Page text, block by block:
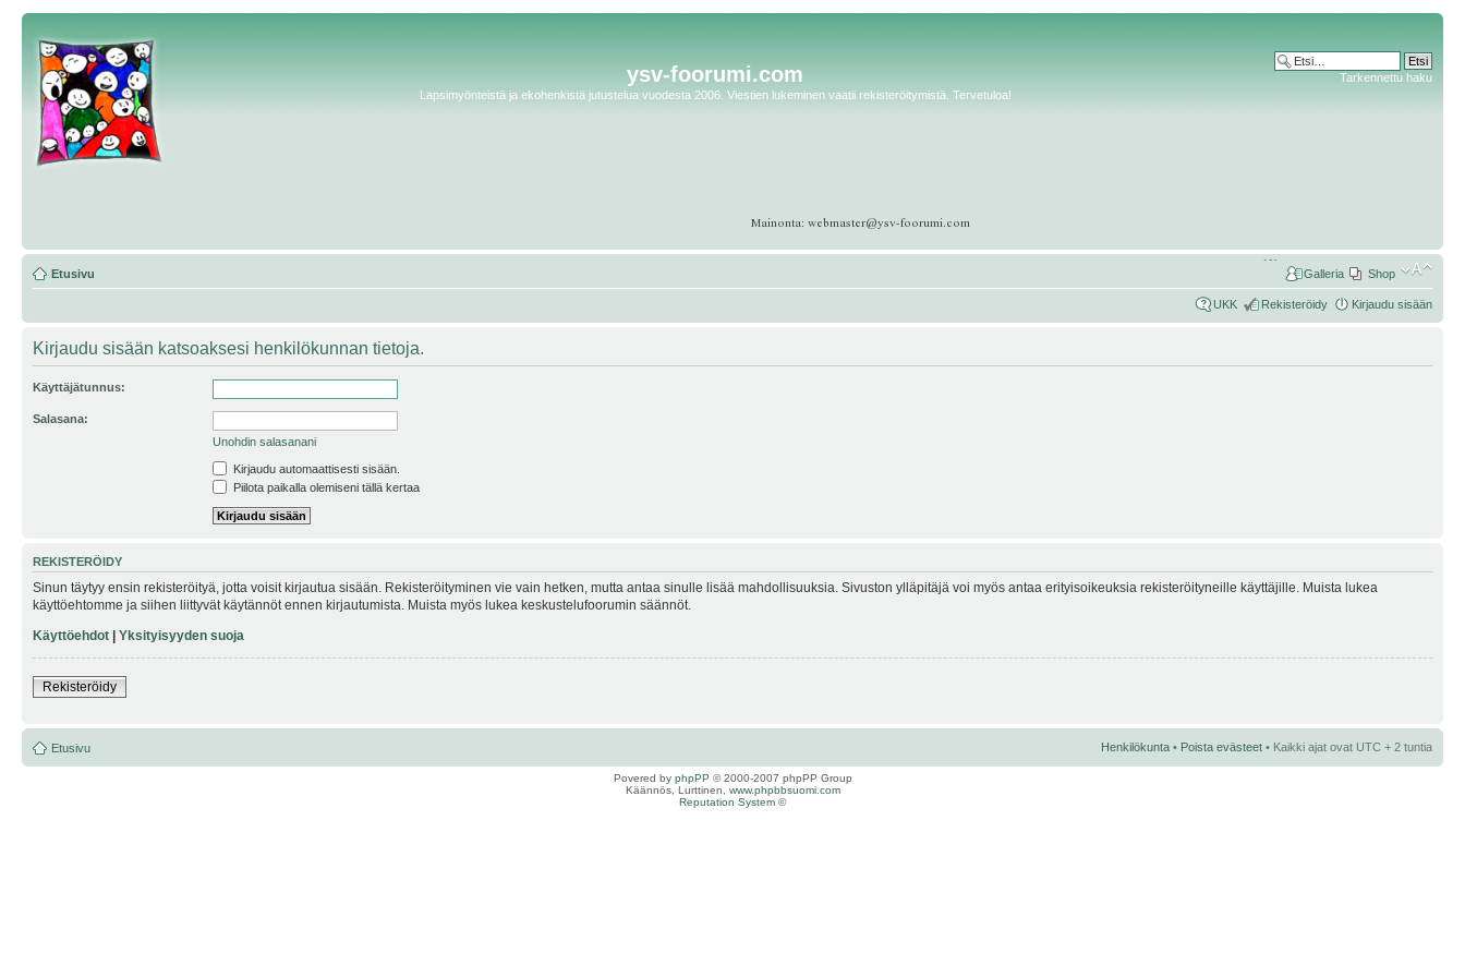
ysv-foorumi.com
Lapsimyönteistä ja ekohenkistä jutustelua vuodesta 2006. Viestien lukeminen vaatii rekisteröitymistä. Tervetuloa!
Tarkennettu haku
Etusivu Shop
Galleria
UKK Rekisteröidy Kirjaudu sisään
Kirjaudu sisään katsoaksesi henkilökunnan tietoja.
Käyttäjätunnus:
Salasana:
Unohdin salasanani
Kirjaudu automaattisesti sisään.
Piilota paikalla olemiseni tällä kertaa
REKISTERÖIDY
Sinun täytyy ensin rekisteröityä, jotta voisit kirjautua sisään. Rekisteröityminen vie vain hetken, mutta antaa sinulle lisää mahdollisuuksia. Sivuston ylläpitäjä voi myös antaa erityisoikeuksia rekisteröityneille käyttäjille. Muista lukea
käyttöehtomme ja siihen liittyvät käytännöt ennen kirjautumista. Muista myös lukea keskustelufoorumin säännöt.
Käyttöehdot | Yksityisyyden suoja
Rekisteröidy
Etusivu Henkilökunta • Poista evästeet • Kaikki ajat ovat UTC + 2 tuntia
Povered by phpPP © 2000-2007 phpPP Group
Käännös, Lurttinen, www.phpbbsuomi.com
Reputation System ©